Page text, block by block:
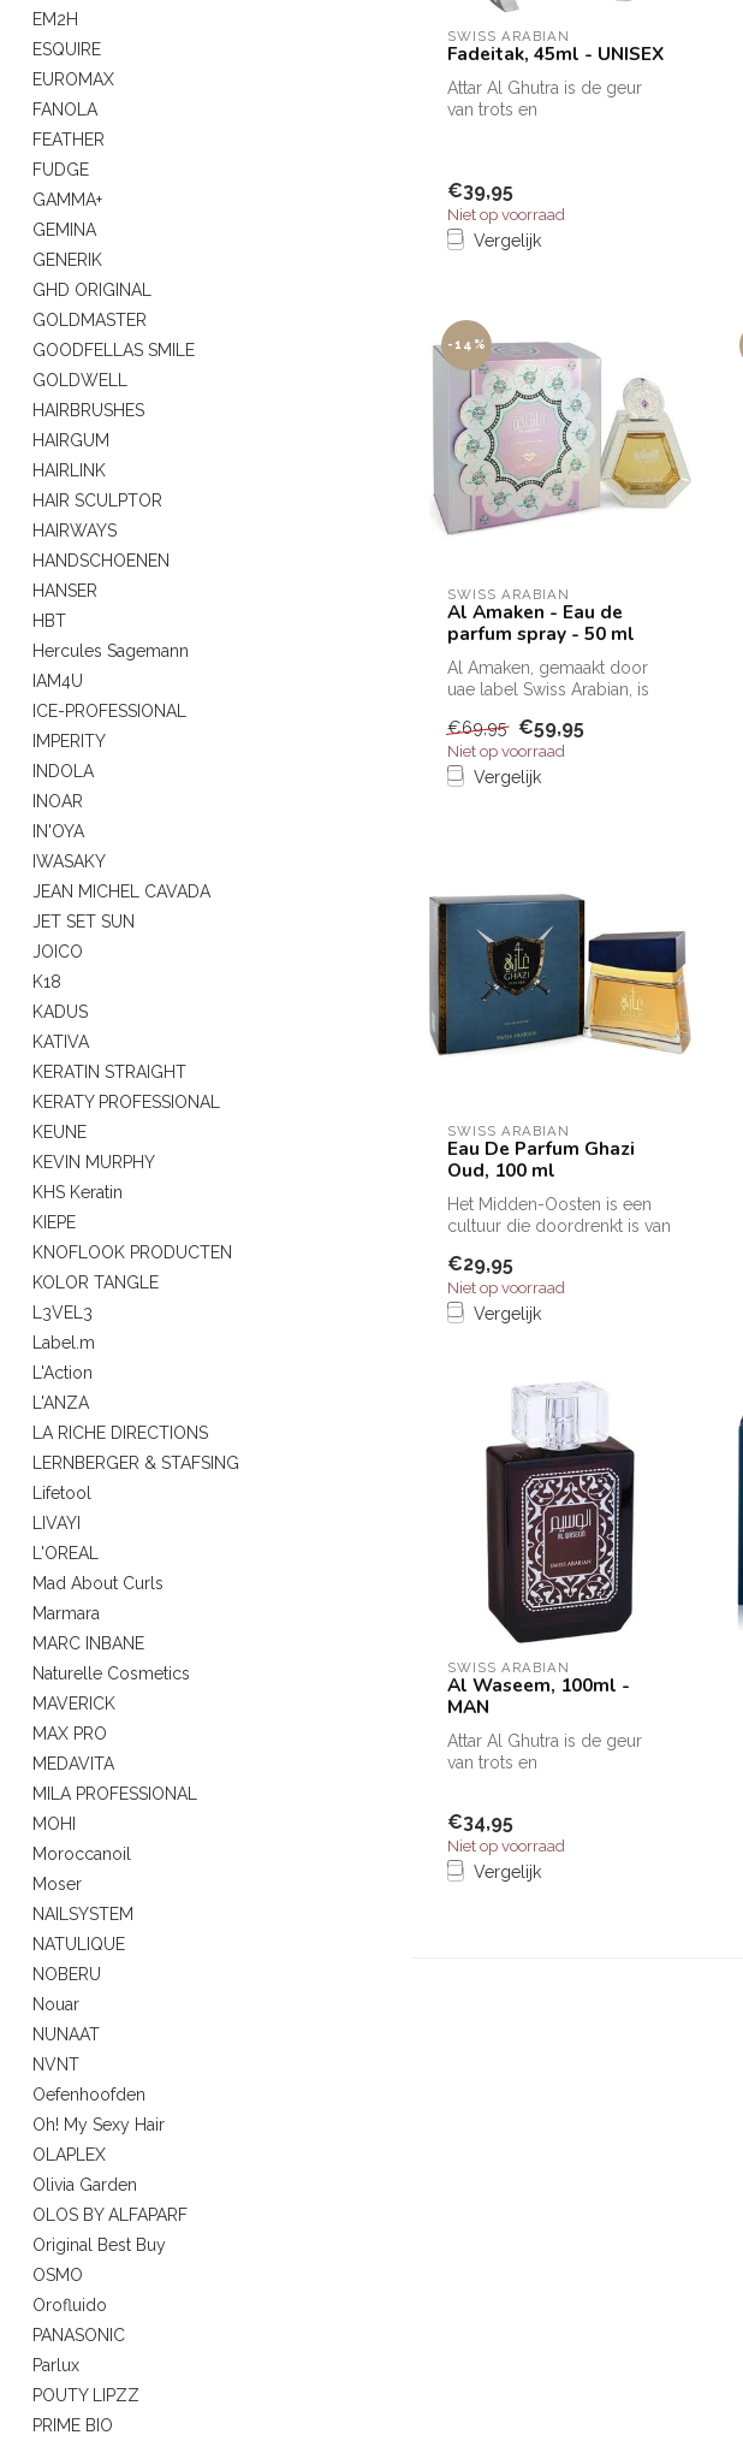
EM2H
ESQUIRE
EUROMAX
FANOLA
FEATHER
FUDGE
GAMMA+
GEMINA
GENERIK
GHD ORIGINAL
GOLDMASTER
GOODFELLAS SMILE
GOLDWELL
HAIRBRUSHES
HAIRGUM
HAIRLINK
HAIR SCULPTOR
HAIRWAYS
HANDSCHOENEN
HANSER
HBT
Hercules Sagemann
IAM4U
ICE-PROFESSIONAL
IMPERITY
INDOLA
INOAR
IN'OYA
IWASAKY
JEAN MICHEL CAVADA
JET SET SUN
JOICO
K18
KADUS
KATIVA
KERATIN STRAIGHT
KERATY PROFESSIONAL
KEUNE
KEVIN MURPHY
KHS Keratin
KIEPE
KNOFLOOK PRODUCTEN
KOLOR TANGLE
L3VEL3
Label.m
L'Action
L'ANZA
LA RICHE DIRECTIONS
LERNBERGER & STAFSING
Lifetool
LIVAYI
L'OREAL
Mad About Curls
Marmara
MARC INBANE
Naturelle Cosmetics
MAVERICK
MAX PRO
MEDAVITA
MILA PROFESSIONAL
MOHI
Moroccanoil
Moser
NAILSYSTEM
NATULIQUE
NOBERU
Nouar
NUNAAT
NVNT
Oefenhoofden
Oh! My Sexy Hair
OLAPLEX
Olivia Garden
OLOS BY ALFAPARF
Original Best Buy
OSMO
Orofluido
PANASONIC
Parlux
POUTY LIPZZ
PRIME BIO
SWISS ARABIAN
Fadeitak, 45ml - UNISEX
Attar Al Ghutra is de geur
van trots en
€39,95
Niet op voorraad
Vergelijk
-14%
SWISS ARABIAN
Al Amaken - Eau de
parfum spray - 50 ml
Al Amaken, gemaakt door
uae label Swiss Arabian, is
fruitige...
€69,95 €59,95
Niet op voorraad
Vergelijk
SWISS ARABIAN
Eau De Parfum Ghazi
Oud, 100 ml
Het Midden-Oosten is een
cultuur die doordrenkt is van
Gha...
€29,95
Niet op voorraad
Vergelijk
SWISS ARABIAN
Al Waseem, 100ml -
MAN
Attar Al Ghutra is de geur
van trots en
€34,95
Niet op voorraad
Vergelijk